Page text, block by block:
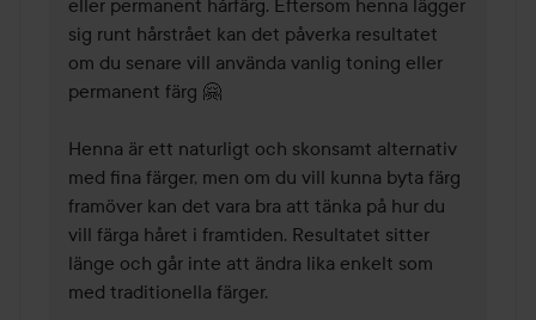
sig runt hårstrået kan det påverka resultatet
om du senare vill använda vanlig toning eller
permanent färg 🤗
Henna är ett naturligt och skonsamt alternativ
med fina färger, men om du vill kunna byta färg
framöver kan det vara bra att tänka på hur du
vill färga håret i framtiden. Resultatet sitter
länge och går inte att ändra lika enkelt som
med traditionella färger.